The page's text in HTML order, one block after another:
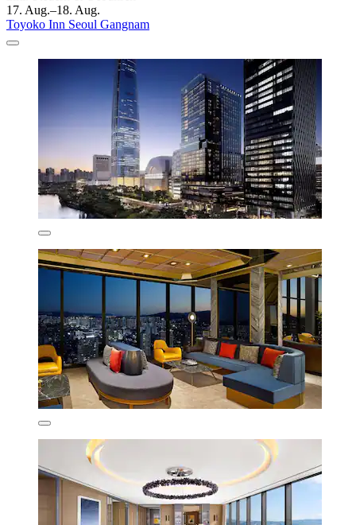
17. Aug.–18. Aug.
Toyoko Inn Seoul Gangnam